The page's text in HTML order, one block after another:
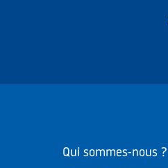
Qui sommes-nous ?